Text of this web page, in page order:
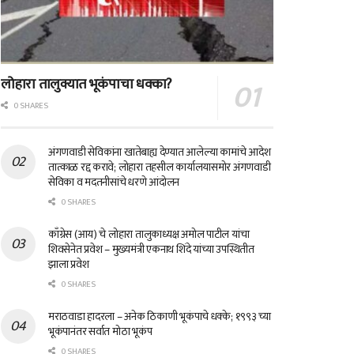
लोहारा तालुक्यात भूकंपाचा धक्का?
0 SHARES
अंगणवाडी सेविकांना खातेबाह्य देण्यात आलेल्या कामांचे आदेश
तात्काळ रद्द करावे; लोहारा तहसील कार्यालयासमोर अंगणवाडी
सेविका व मदतनीसांचे धरणे आंदोलन
0 SHARES
काँग्रेस (आय) चे लोहारा तालुकाध्यक्ष अमोल पाटील यांचा
शिवसेनेत प्रवेश – मुख्यमंत्री एकनाथ शिंदे यांच्या उपस्थितीत
झाला प्रवेश
0 SHARES
मराठवाडा हादरला – अनेक ठिकाणी भूकंपाचे धक्के; १९९३ च्या
भूकंपानंतर सर्वात मोठा भूकंप